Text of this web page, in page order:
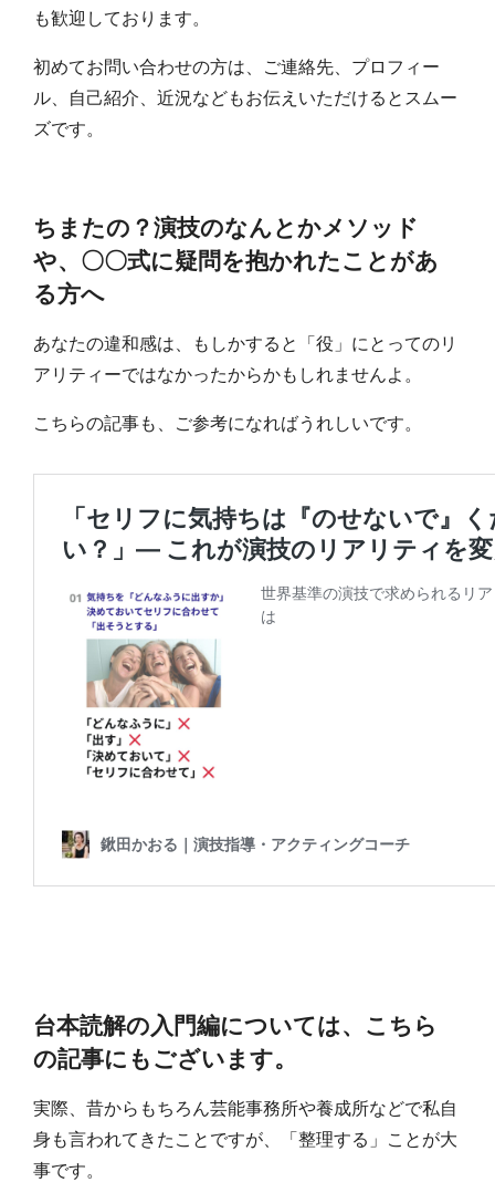
も歓迎しております。
初めてお問い合わせの方は、ご連絡先、プロフィー
ル、自己紹介、近況などもお伝えいただけるとスムー
ズです。
ちまたの？演技のなんとかメソッド
や、〇〇式に疑問を抱かれたことがあ
る方へ
あなたの違和感は、もしかすると「役」にとってのリ
アリティーではなかったからかもしれませんよ。
こちらの記事も、ご参考になればうれしいです。
台本読解の入門編については、こちら
の記事にもございます。
実際、昔からもちろん芸能事務所や養成所などで私自
身も言われてきたことですが、「整理する」ことが大
事です。